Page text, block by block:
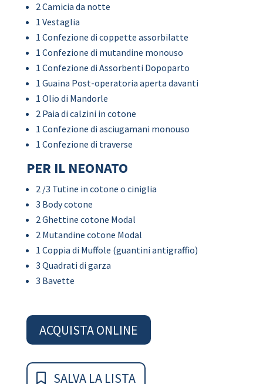
2 Camicia da notte
1 Vestaglia
1 Confezione di coppette assorbilatte
1 Confezione di mutandine monouso
1 Confezione di Assorbenti Dopoparto
1 Guaina Post-operatoria aperta davanti
1 Olio di Mandorle
2 Paia di calzini in cotone
1 Confezione di asciugamani monouso
1 Confezione di traverse
PER IL NEONATO
2 /3 Tutine in cotone o ciniglia
3 Body cotone
2 Ghettine cotone Modal
2 Mutandine cotone Modal
1 Coppia di Muffole (guantini antigraffio)
3 Quadrati di garza
3 Bavette
ACQUISTA ONLINE
SALVA LA LISTA